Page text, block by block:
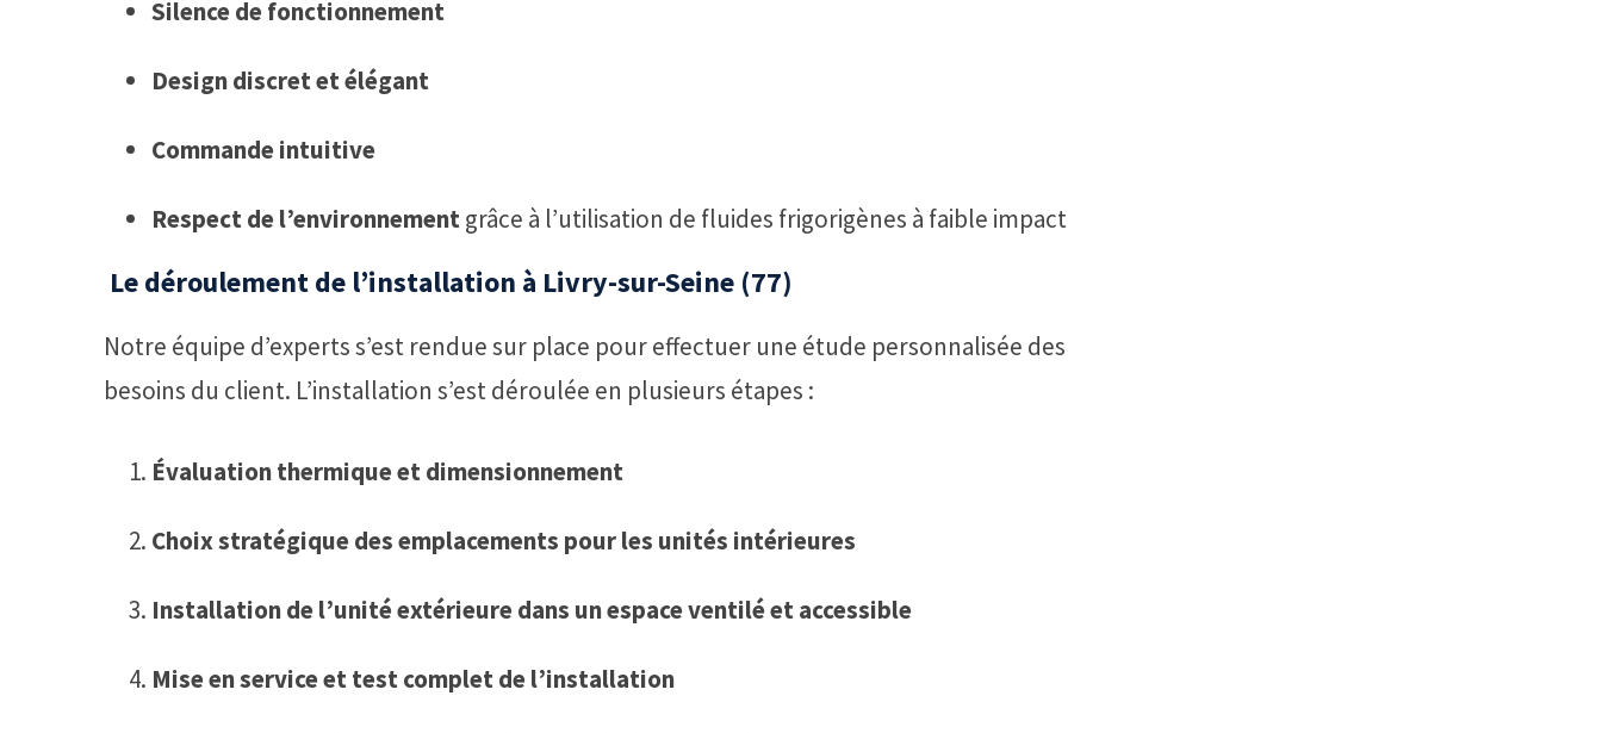
Silence de fonctionnement
Design discret et élégant
Commande intuitive
Respect de l’environnementgrâce à l’utilisation de fluides frigorigènes à faible impact
️ Le déroulement de l’installation à Livry-sur-Seine (77)
Notre équipe d’experts s’est rendue sur place pour effectuer une étude personnalisée des
besoins du client. L’installation s’est déroulée en plusieurs étapes :
Évaluation thermique et dimensionnement
Choix stratégique des emplacements pour les unités intérieures
Installation de l’unité extérieure dans un espace ventilé et accessible
Mise en service et test complet de l’installation